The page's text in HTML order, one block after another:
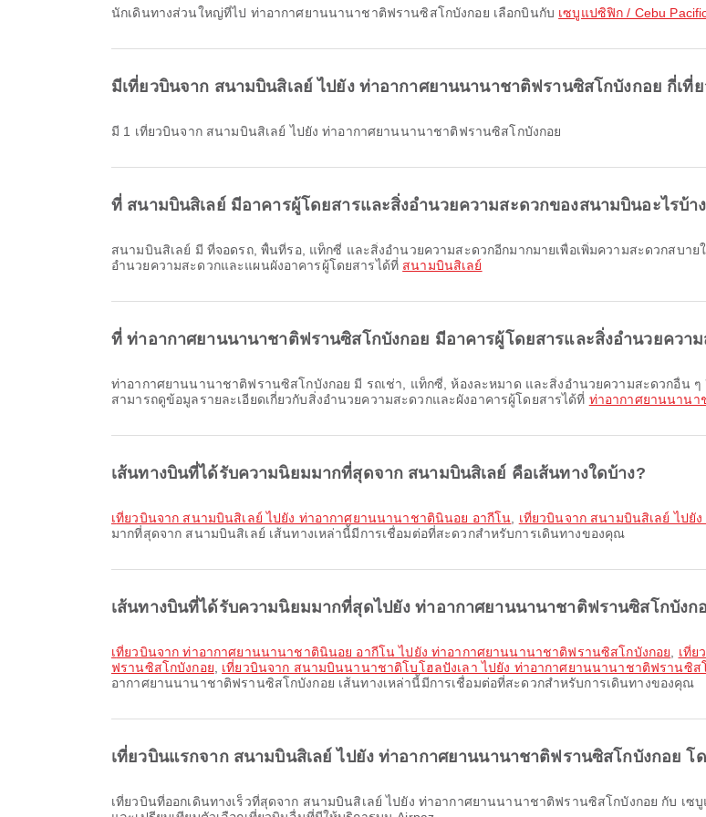
นักเดินทางส่วนใหญ่ที่ไป ท่าอากาศยานนานาชาติฟรานซิสโกบังกอย เลือกบินกับ เซบูแปซิฟิก / Cebu
มีเที่ยวบินจาก สนามบินสิเลย์ ไปยัง ท่าอากาศยานนานาชาติฟรานซิสโกบังกอย กี่เที่ย
มี 1 เที่ยวบินจาก สนามบินสิเลย์ ไปยัง ท่าอากาศยานนานาชาติฟรานซิสโกบังกอย
ที่ สนามบินสิเลย์ มีอาคารผู้โดยสารและสิ่งอำนวยความสะดวกของสนามบินอะไรบ้า
สนามบินสิเลย์ มี ที่จอดรถ, พื้นที่รอ, แท็กซี่ และสิ่งอำนวยความสะดวกอีกมากมายเพื่อเพิ่มความสะดวกสบายให้การเดินทางของคุณ คุณสามารถตรวจสอบข้อมูลรายละเอียดเกี่ยวกับสิ่ง
อำนวยความสะดวกและแผนผังอาคารผู้โดยสารได้ที่ สนามบินสิเลย์
ที่ ท่าอากาศยานนานาชาติฟรานซิสโกบังกอย มีอาคารผู้โดยสารและสิ่งอำนวยควา
ท่าอากาศยานนานาชาติฟรานซิสโกบังกอย มี รถเช่า, แท็กซี่, ห้องละหมาด และสิ่งอำนวยความสะดวกอื่น ๆ อีกมากมายเพื่อเพิ่มความสะดวกสบายให้กับการเดินทางของคุณ คุณ
สามารถดูข้อมูลรายละเอียดเกี่ยวกับสิ่งอำนวยความสะดวกและผังอาคารผู้โดยสารได้ที่ ท่าอากาศยานนานา
เส้นทางบินที่ได้รับความนิยมมากที่สุดจาก สนามบินสิเลย์ คือเส้นทางใดบ้าง?
เที่ยวบินจาก สนามบินสิเลย์ ไปยัง ท่าอากาศยานนานาชาตินินอย อากีโน เที่ยวบินจาก สนามบินสิเลย์ ไป
มากที่สุดจาก สนามบินสิเลย์ เส้นทางเหล่านี้มีการเชื่อมต่อที่สะดวกสำหรับการเดินทางของคุณ
เส้นทางบินที่ได้รับความนิยมมากที่สุดไปยัง ท่าอากาศยานนานาชาติฟรานซิสโกบังก
เที่ยวบินจาก ท่าอากาศยานนานาชาตินินอย อากีโน ไปยัง ท่าอากาศยานนานาชาติฟรานซิสโกบังกอย
เที่ย
ฟรานซิสโกบังกอย
เที่ยวบินจาก สนามบินนานาชาติโบโฮลปังเลา ไปยัง ท่าอากาศยานนานาชาติฟรานซิส
อากาศยานนานาชาติฟรานซิสโกบังกอย เส้นทางเหล่านี้มีการเชื่อมต่อที่สะดวกสำหรับการเดินทางของคุณ
เที่ยวบินแรกจาก สนามบินสิเลย์ ไปยัง ท่าอากาศยานนานาชาติฟรานซิสโกบังกอย โ
เที่ยวบินที่ออกเดินทางเร็วที่สุดจาก สนามบินสิเลย์ ไปยัง ท่าอากาศยานนานาชาติฟรานซิสโกบังกอย กับ เซบูแปซิฟิก / Cebu Pacific ออกเดินทางเวลา 17:50 คุณสามารถดูตารางบินนี้